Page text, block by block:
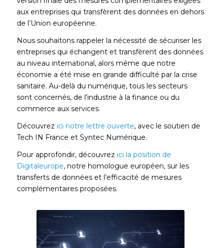
aux entreprises qui transfèrent des données en dehors
de l’Union européenne.
Nous souhaitons rappeler la nécessité de sécuriser les
entreprises qui échangent et transfèrent des données
au niveau international, alors même que notre
économie a été mise en grande difficulté par la crise
sanitaire. Au-delà du numérique, tous les secteurs
sont concernés, de l’industrie à la finance ou du
commerce aux services.
Découvrez ici notre lettre ouverte, avec le soutien de
Tech IN France et Syntec Numérique.
Pour approfondir, découvrez ici la position de
Digitaleurope, notre homologue européen, sur les
transferts de données et l’efficacité de mesures
complémentaires proposées.